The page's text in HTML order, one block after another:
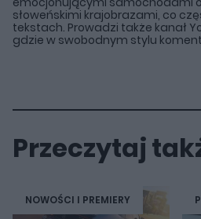
słoweńskimi krajobrazami, co
tekstach. Prowadzi także kanał
gdzie w swobodnym stylu
Przeczytaj
NOWOŚCI I PREMIERY